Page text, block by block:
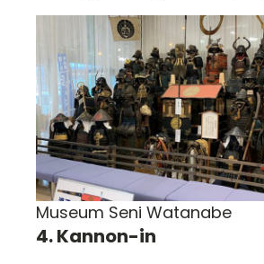
Museum Seni Watanabe
4. Kannon-in